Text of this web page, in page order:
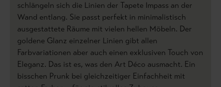
schlängeln sich die Linien der Tapete Impass an der
Wand entlang. Sie passt perfekt in minimalistisch
ausgestattete Räume mit vielen hellen Möbeln. Der
goldene Glanz einzelner Linien gibt allen
Farbvariationen aber auch einen exklusiven Touch von
Eleganz. Das ist es, was den Art Déco ausmacht. Ein
bisschen Prunk bei gleichzeitiger Einfachheit mit